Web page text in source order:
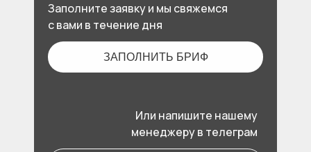
ЗАПОЛНИТЬ БРИФ
Или напишите нашему
менеджеру в телеграм
Заполните заявку и мы свяжемся
с вами в течение дня